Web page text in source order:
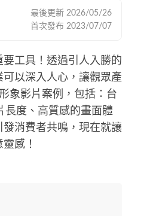
工具！透過引人入勝的
以深入人心，讓觀眾產
象影片案例，包括：台
長度、高質感的畫面體
消費者共鳴，現在就讓
感！
最後更新 2026/05/26
首次發布 2023/07/07